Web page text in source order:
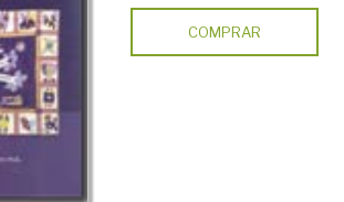
COMPRAR